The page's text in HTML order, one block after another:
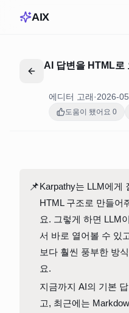
AIX
AI 답변을 HTML로
에디터 고래·2026-
도움이 됐어요 0
📌Karpathy는 LLM에게
HTML 구조로 만들어
요. 그렇게 하면 LLM
서 바로 열어볼 수 있
보다 훨씬 풍부한 방
요.
지금까지 AI의 기본
고, 최근에는